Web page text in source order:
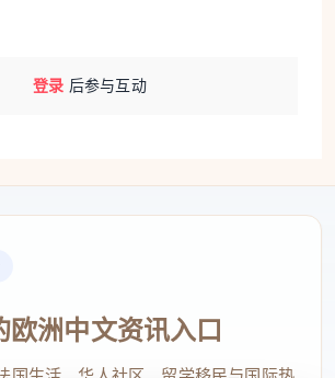
登录 后参与互动
欧洲中文资讯入口